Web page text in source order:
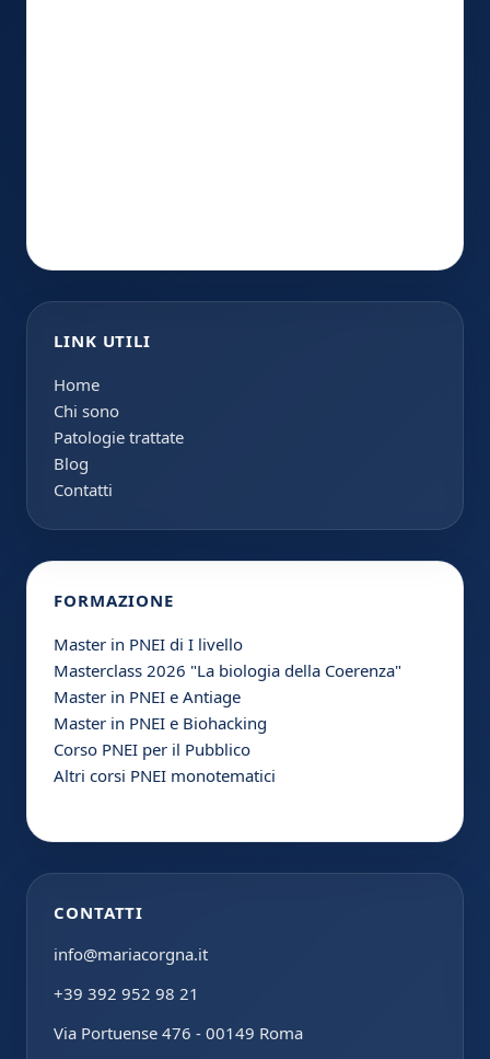
LINK UTILI
Home
Chi sono
Patologie trattate
Blog
Contatti
FORMAZIONE
Master in PNEI di I livello
Masterclass 2026 "La biologia della Coerenza"
Master in PNEI e Antiage
Master in PNEI e Biohacking
Corso PNEI per il Pubblico
Altri corsi PNEI monotematici
CONTATTI
info@mariacorgna.it
+39 392 952 98 21
Via Portuense 476 - 00149 Roma